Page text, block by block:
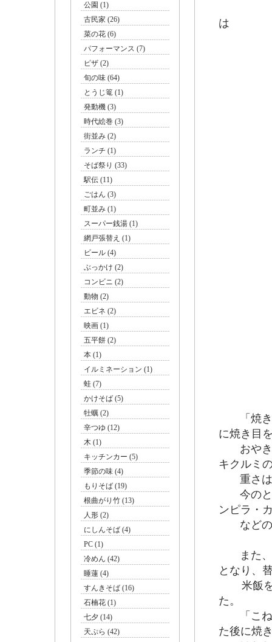
公園 (1)
古民家 (26)
菜の花 (6)
パフォーマンス (7)
ピザ (2)
旬の味 (64)
とうじ篭 (1)
発動機 (3)
時代絵巻 (3)
街並み (2)
ランチ (1)
そば祭り (33)
駅伝 (11)
ごはん (3)
町並み (1)
スーパー銭湯 (1)
網戸張替え (1)
ビール (4)
ぶっかけ (2)
コンビニ (2)
動物 (2)
エビネ (2)
映画 (1)
五平餅 (2)
本 (1)
イルミネーション (1)
蛙 (7)
かけそば (5)
牡蠣 (2)
辛つゆ (12)
木 (1)
キッチンカー (5)
季節の味 (4)
もりそば (19)
根曲がり竹 (13)
人形 (2)
にしんそば (4)
PC (1)
冷めん (42)
睡蓮 (4)
すんきそば (16)
石楠花 (1)
七夕 (14)
天ぷら (42)
は
「焼き
に焼き目
おやき
キクルミ
重さは
今のと
ンピラ・
などの
また、
となり、
米飯を
た。
「こね
た後に焼